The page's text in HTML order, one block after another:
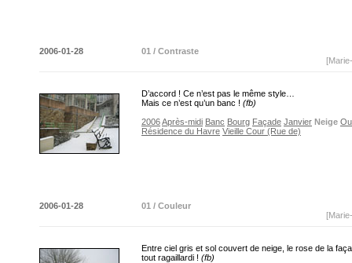
2006-01-28
01 / Contraste
D’accord ! Ce n’est pas le même style…
Mais ce n’est qu’un banc ! (fb)
2006Après-midi Banc Bourg Façade Janvier Neige
Résidence du Havre Vieille Cour (Rue de)
2006-01-28
01 / Couleur
Entre ciel gris et sol couvert de neige, le rose de la
tout ragaillardi ! (fb)